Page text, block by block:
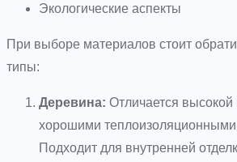
Экологические аспекты
При выборе материалов стоит
типы:
Деревина: Отличается высокой
хорошими теплоизоляционными
Подходит для внутренней